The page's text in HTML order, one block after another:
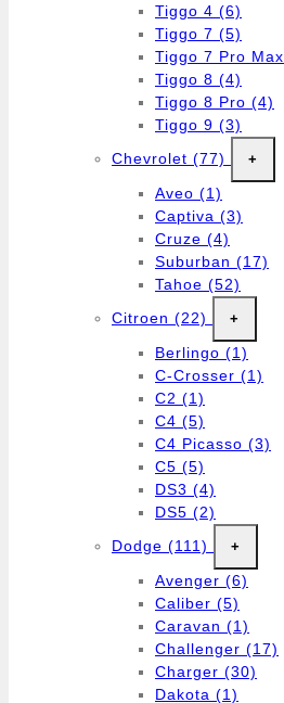
Tiggo 4 (6)
Tiggo 7 (5)
Tiggo 7 Pro Max
Tiggo 8 (4)
Tiggo 8 Pro (4)
Tiggo 9 (3)
Chevrolet (77) +
Aveo (1)
Captiva (3)
Cruze (4)
Suburban (17)
Tahoe (52)
Citroen (22) +
Berlingo (1)
C-Crosser (1)
C2 (1)
C4 (5)
C4 Picasso (3)
C5 (5)
DS3 (4)
DS5 (2)
Dodge (111) +
Avenger (6)
Caliber (5)
Caravan (1)
Challenger (17)
Charger (30)
Dakota (1)